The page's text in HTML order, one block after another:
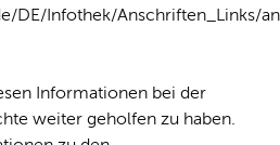
DE/Infothek/Anschriften_Links/
Informationen bei der
weiter geholfen zu haben.